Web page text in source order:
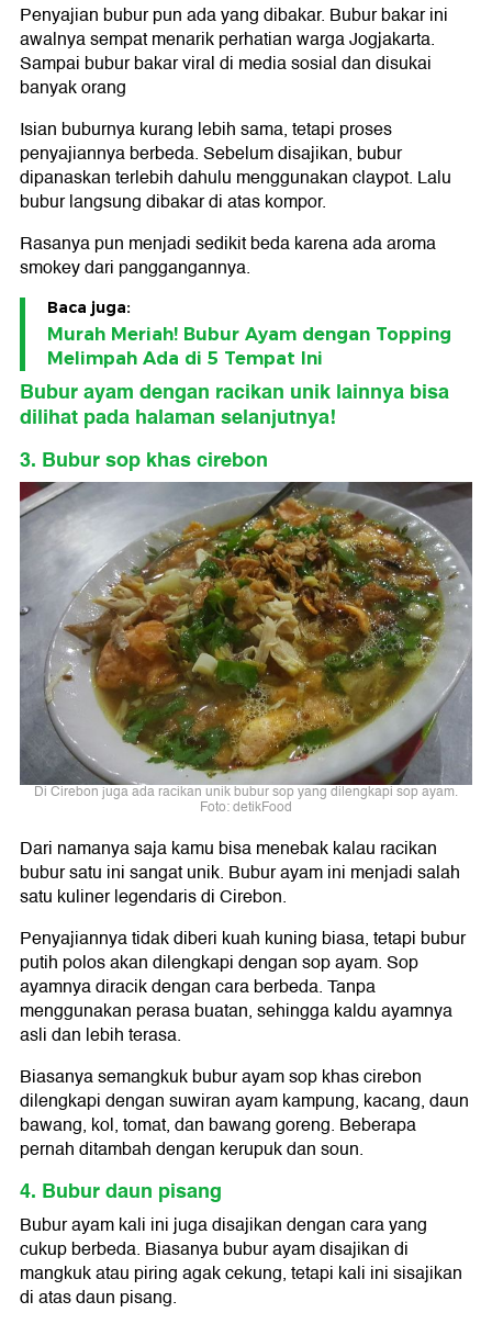
Penyajian bubur pun ada yang dibakar. Bubur bakar ini
awalnya sempat menarik perhatian warga Jogjakarta.
Sampai bubur bakar viral di media sosial dan disukai
banyak orang
Isian buburnya kurang lebih sama, tetapi proses
penyajiannya berbeda. Sebelum disajikan, bubur
dipanaskan terlebih dahulu menggunakan claypot. Lalu
bubur langsung dibakar di atas kompor.
Rasanya pun menjadi sedikit beda karena ada aroma
smokey dari panggangannya.
Baca juga:
Murah Meriah! Bubur Ayam dengan Topping
Melimpah Ada di 5 Tempat Ini
Bubur ayam dengan racikan unik lainnya bisa
dilihat pada halaman selanjutnya!
3. Bubur sop khas cirebon
Di Cirebon juga ada racikan unik bubur sop yang dilengkapi sop ayam.
Foto: detikFood
Dari namanya saja kamu bisa menebak kalau racikan
bubur satu ini sangat unik. Bubur ayam ini menjadi salah
satu kuliner legendaris di Cirebon.
Penyajiannya tidak diberi kuah kuning biasa, tetapi bubur
putih polos akan dilengkapi dengan sop ayam. Sop
ayamnya diracik dengan cara berbeda. Tanpa
menggunakan perasa buatan, sehingga kaldu ayamnya
asli dan lebih terasa.
Biasanya semangkuk bubur ayam sop khas cirebon
dilengkapi dengan suwiran ayam kampung, kacang, daun
bawang, kol, tomat, dan bawang goreng. Beberapa
pernah ditambah dengan kerupuk dan soun.
4. Bubur daun pisang
Bubur ayam kali ini juga disajikan dengan cara yang
cukup berbeda. Biasanya bubur ayam disajikan di
mangkuk atau piring agak cekung, tetapi kali ini sisajikan
di atas daun pisang.